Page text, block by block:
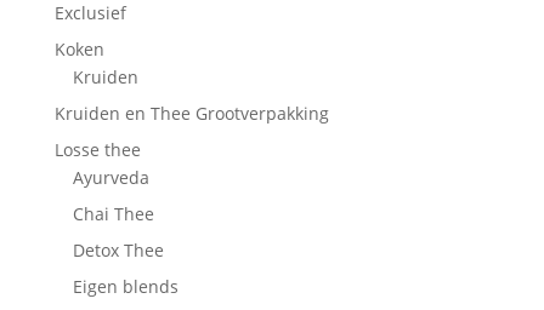
Exclusief
Koken
Kruiden
Kruiden en Thee Grootverpakking
Losse thee
Ayurveda
Chai Thee
Detox Thee
Eigen blends